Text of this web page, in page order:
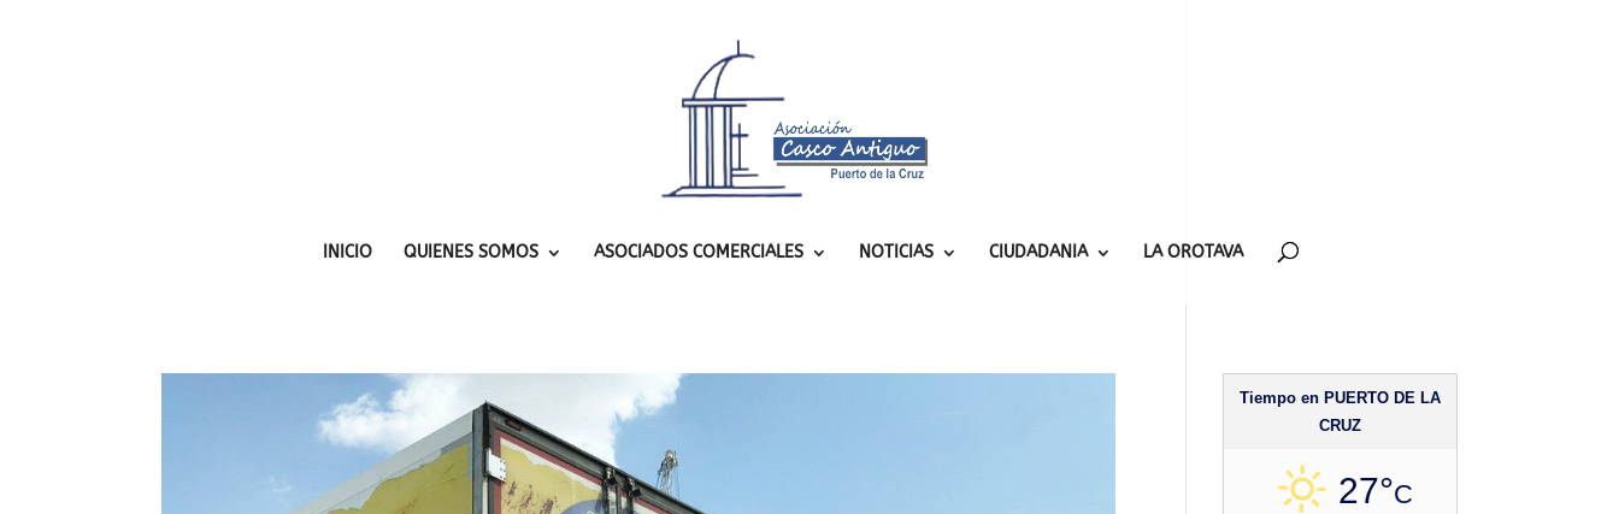
INICIO QUIENES SOMOS ASOCIADOS COMERCIALES NOTICIAS CIUDADANIA LA OROTAVA
Tiempo en PUERTO DE LA
CRUZ
27°C